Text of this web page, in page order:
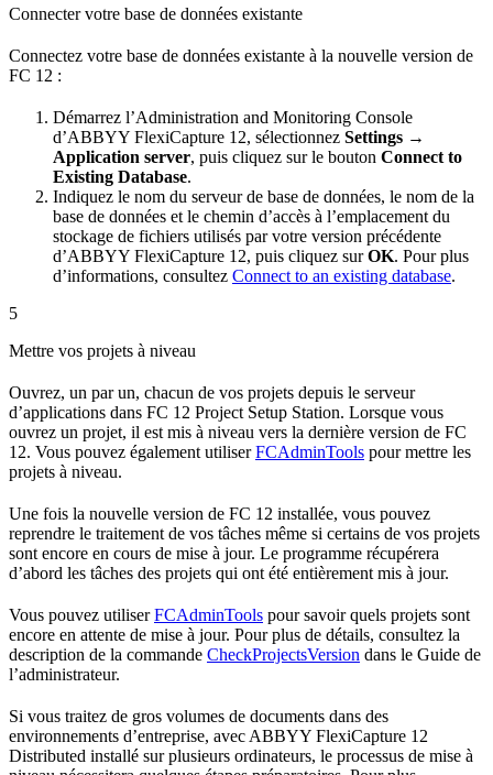
Connecter votre base de données existante
Connectez votre base de données existante à la nouvelle version de
FC 12 :
Démarrez l’Administration and Monitoring Console
d’ABBYY FlexiCapture 12, sélectionnez Settings →
Application server, puis cliquez sur le bouton Connect to
Existing Database.
Indiquez le nom du serveur de base de données, le nom de la
base de données et le chemin d’accès à l’emplacement du
stockage de fichiers utilisés par votre version précédente
d’ABBYY FlexiCapture 12, puis cliquez surOK. Pour plus
d’informations, consultez Connect to an existing database.
5
Mettre vos projets à niveau
Ouvrez, un par un, chacun de vos projets depuis le serveur
d’applications dans FC 12 Project Setup Station. Lorsque vous
ouvrez un projet, il est mis à niveau vers la dernière version de FC
12. Vous pouvez également utiliserFCAdminTools pour mettre les
projets à niveau.
Une fois la nouvelle version de FC 12 installée, vous pouvez
reprendre le traitement de vos tâches même si certains de vos projets
sont encore en cours de mise à jour. Le programme récupérera
d’abord les tâches des projets qui ont été entièrement mis à jour.
Vous pouvez utiliserFCAdminTools pour savoir quels projets sont
encore en attente de mise à jour. Pour plus de détails, consultez la
description de la commande CheckProjectsVersion dans le Guide de
l’administrateur.
Si vous traitez de gros volumes de documents dans des
environnements d’entreprise, avec ABBYY FlexiCapture 12
Distributed installé sur plusieurs ordinateurs, le processus de mise à